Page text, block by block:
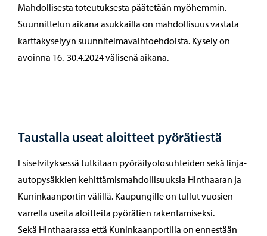
Mahdollisesta toteutuksesta päätetään myöhemmin.
Suunnittelun aikana asukkailla on mahdollisuus vastata
karttakyselyyn suunnitelmavaihtoehdoista. Kysely on
avoinna 16.-30.4.2024 välisenä aikana.
Taustalla useat aloitteet pyörätiestä
Esiselvityksessä tutkitaan pyöräilyolosuhteiden sekä linja-
autopysäkkien kehittämismahdollisuuksia Hinthaaran ja
Kuninkaanportin välillä. Kaupungille on tullut vuosien
varrella useita aloitteita pyörätien rakentamiseksi.
Sekä Hinthaarassa että Kuninkaanportilla on ennestään